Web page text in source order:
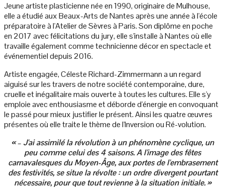
Jeune artiste plasticienne née en 1990, originaire de Mulhouse,
elle a étudié aux Beaux-Arts de Nantes après une année à l'école
préparatoire à l'Atelier de Sèvres à Paris. Son diplôme en poche
en 2017 avec félicitations du jury, elle s'installe à Nantes où elle
travaille également comme technicienne décor en spectacle et
événementiel depuis 2016.
Artiste engagée, Céleste Richard-Zimmermann a un regard
aiguisé sur les travers de notre société contemporaine, dure,
cruelle et inégalitaire mais ouverte à toutes les cultures. Elle s'y
emploie avec enthousiasme et déborde d'énergie en convoquant
le passé pour mieux justifier le présent. Ainsi les quatre œuvres
présentes où elle traite le thème de l'Inversion ou Ré-volution.
« – J'ai assimilé la révolution à un phénomène cyclique, un
peu comme celui des 4 saisons. A l'image des fêtes
carnavalesques du Moyen-Âge, aux portes de l'embrasement
des festivités, se situe la révolte : un ordre divergent pourtant
nécessaire, pour que tout revienne à la situation initiale. »